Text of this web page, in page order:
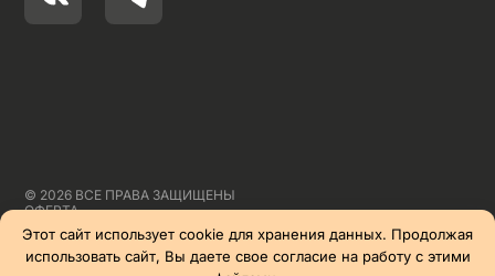
© 2026 ВСЕ ПРАВА ЗАЩИЩЕНЫ
ОФЕРТА
СПОСОБЫ ОПЛАТЫ
СОГЛАШЕНИЕ
ПОЛИТИКА
Этот сайт использует cookie для хранения данных. Продолжая
использовать сайт, Вы даете свое согласие на работу с этими